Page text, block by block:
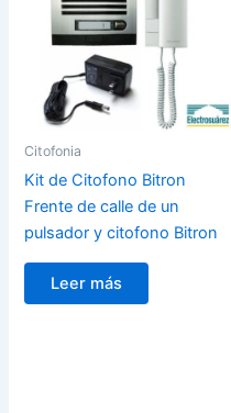
Citofonia
Kit de Citofono Bitron
Frente de calle de un
pulsador y citofono Bitron
Leer más